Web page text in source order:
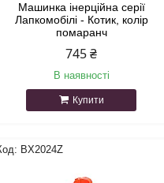
Машинка інерційна серії
Лапкомобілі - Котик, колір
помаранч
745 ₴
В наявності
Купити
BX2024Z